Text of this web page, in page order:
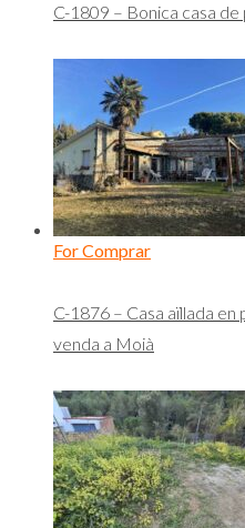
C-1809 – Bonica casa
For Comprar
C-1876 – Casa aïllada
venda a Moià